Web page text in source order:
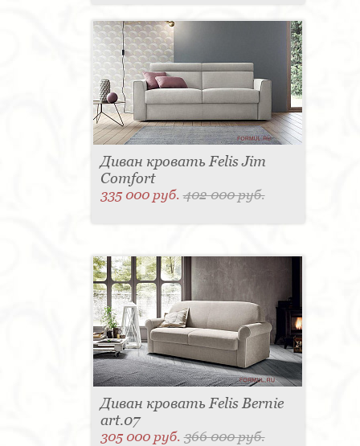
Диван кровать Felis Jim
Comfort
335 000 руб.402 000 руб.
Диван кровать Felis Bernie
art.07
305 000 руб.366 000 руб.